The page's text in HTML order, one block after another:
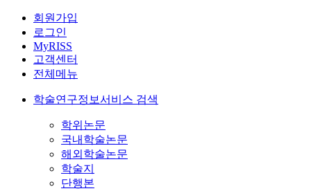
회원가입
로그인
MyRISS
고객센터
전체메뉴
학술연구정보서비스 검색
학위논문
국내학술논문
해외학술논문
학술지
단행본